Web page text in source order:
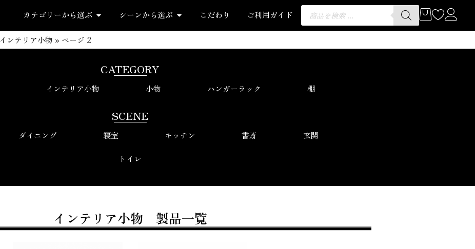
カテゴリーから選ぶ シーンから選ぶ こだわり ご利用ガイド
インテリア小物 » ページ 2
CATEGORY
インテリア小物 小物 ハンガーラック 棚
SCENE
ダイニング 寝室 キッチン 書斎 玄関
トイレ
インテリア小物 製品一覧